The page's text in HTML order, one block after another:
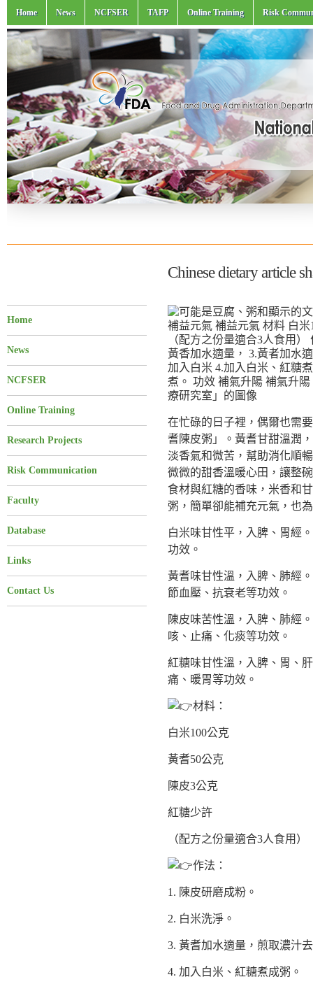
Home News NCFSER TAFP Online Training Risk
Chinese dietary article
Home
News
NCFSER
Online Training
Research Projects
Risk Communication
Faculty
Database
Links
Contact Us
在忙碌的日子裡，偶爾也需
耆陳皮粥」。黃耆甘甜溫潤
淡香氣和微苦，幫助消化順
微微的甜香溫暖心田，讓整
食材與紅糖的香味，米香和
粥，簡單卻能補充元氣，也
白米味甘性平，入脾、胃經
功效。
黃耆味甘性溫，入脾、肺經
節血壓、抗衰老等功效。
陳皮味苦性溫，入脾、肺經
咳、止痛、化痰等功效。
紅糖味甘性溫，入脾、胃、
痛、暖胃等功效。
材料：
白米100公克
黃耆50公克
陳皮3公克
紅糖少許
（配方之份量適合3人食用）
作法：
1. 陳皮研磨成粉。
2. 白米洗淨。
3. 黃耆加水適量，煎取濃汁
4. 加入白米、紅糖煮成粥。